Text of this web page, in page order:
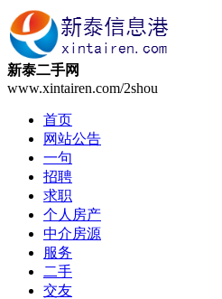
新泰二手网
www.xintairen.com/2shou
首页
网站公告
一句
招聘
求职
个人房产
中介房源
服务
二手
交友